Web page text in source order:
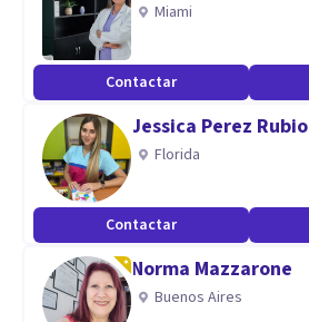
Miami
Contactar
Jessica Perez Rubio
Florida
Contactar
Norma Mazzarone
Buenos Aires